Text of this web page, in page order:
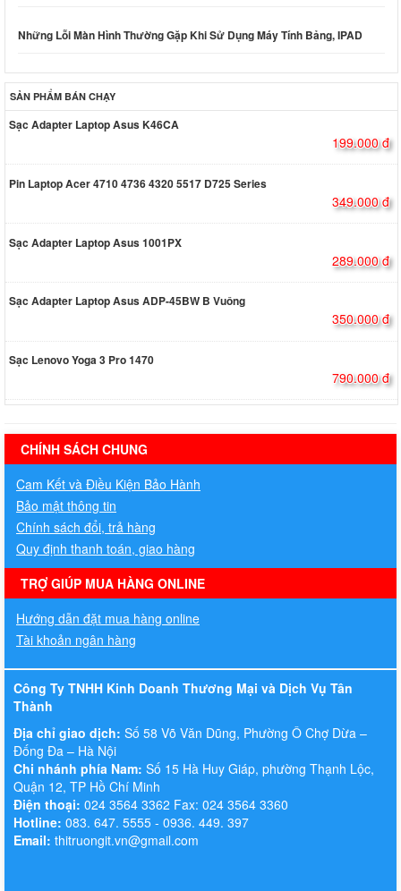
Những Lỗi Màn Hình Thường Gặp Khi Sử Dụng Máy Tính Bảng, IPAD
SẢN PHẨM BÁN CHẠY
Sạc Adapter Laptop Asus K46CA
199.000 đ
Pin Laptop Acer 4710 4736 4320 5517 D725 Series
349.000 đ
Sạc Adapter Laptop Asus 1001PX
289.000 đ
Sạc Adapter Laptop Asus ADP-45BW B Vuông
350.000 đ
Sạc Lenovo Yoga 3 Pro 1470
790.000 đ
hermes handbags outlet online
CHÍNH SÁCH CHUNG
Cam Kết và Điều Kiện Bảo Hành
Bảo mật thông tin
Chính sách đổi, trả hàng
Quy định thanh toán, giao hàng
TRỢ GIÚP MUA HÀNG ONLINE
Hướng dẫn đặt mua hàng online
Tài khoản ngân hàng
Công Ty TNHH Kinh Doanh Thương Mại và Dịch Vụ Tân
Thành
Địa chỉ giao dịch: Số 58 Võ Văn Dũng, Phường Ô Chợ Dừa –
Đống Đa – Hà Nội
Chi nhánh phía Nam: Số 15 Hà Huy Giáp, phường Thạnh Lộc,
Quận 12, TP Hồ Chí Minh
Điện thoại: 024 3564 3362 Fax: 024 3564 3360
Hotline: 083. 647. 5555 - 0936. 449. 397
Email: thitruongit.vn@gmail.com